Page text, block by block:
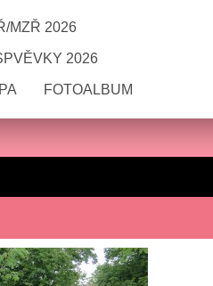
MZŘ 2026
2026
FOTOALBUM